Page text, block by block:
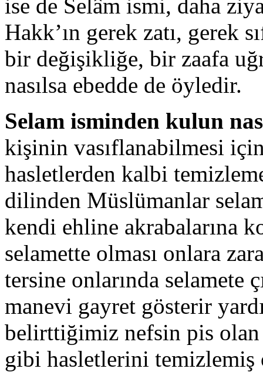
ise de Selâm ismi, daha
Hakk’ın gerek zatı, gerek
bir değişikliğe, bir zaafa
nasılsa ebedde de öyledir.
Selam isminden kulun
kişinin vasıflanabilmesi
hasletlerden kalbi
dilinden Müslümanlar
kendi ehline akrabalarına
selamette olması onlara
tersine onlarında selamete
manevi gayret gösterir
belirttiğimiz nefsin pis olan
gibi hasletlerini temizlemiş